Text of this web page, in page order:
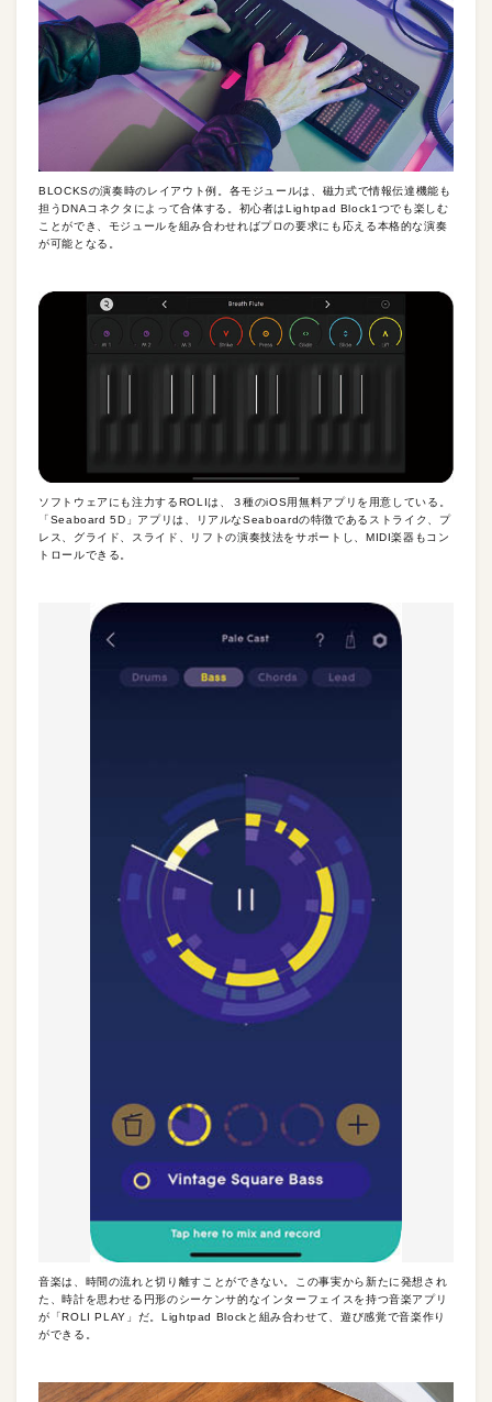
BLOCKSの演奏時のレイアウト例。各モジュールは、磁力式で情報伝達機能も
担うDNAコネクタによって合体する。初心者はLightpad Block1つでも楽しむ
ことができ、モジュールを組み合わせればプロの要求にも応える本格的な演奏
が可能となる。
ソフトウェアにも注力するROLIは、３種のiOS用無料アプリを用意している。
「Seaboard 5D」アプリは、リアルなSeaboardの特徴であるストライク、プ
レス、グライド、スライド、リフトの演奏技法をサポートし、MIDI楽器もコン
トロールできる。
音楽は、時間の流れと切り離すことができない。この事実から新たに発想され
た、時計を思わせる円形のシーケンサ的なインターフェイスを持つ音楽アプリ
が「ROLI PLAY」だ。Lightpad Blockと組み合わせて、遊び感覚で音楽作り
ができる。